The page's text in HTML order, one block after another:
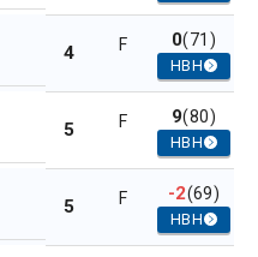
4 F 0(71)
HBH
5 F 9(80)
HBH
5 F -2(69)
HBH